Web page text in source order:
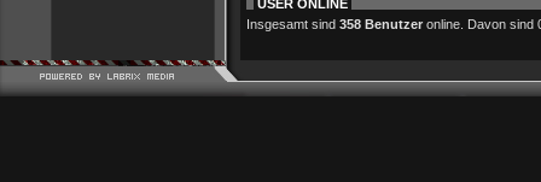
USER ONLINE
Insgesamt sind 358 Benutzer online. Davon sind